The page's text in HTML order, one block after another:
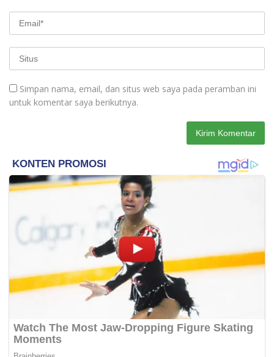
Simpan nama, email, dan situs web saya pada peramban ini
untuk komentar saya berikutnya.